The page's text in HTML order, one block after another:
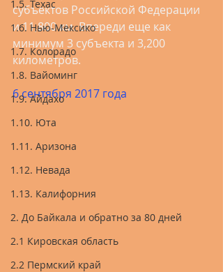
1.5. Техас
1.6. Нью-Мексико
1.7. Колорадо
1.8. Вайоминг
1.9. Айдахо
1.10. Юта
1.11. Аризона
1.12. Невада
1.13. Калифорния
2. До Байкала и обратно за 80 дней
2.1 Кировская область
2.2 Пермский край
субъектов Российской Федерации
и 11,800 км. Впереди еще как
минимум 3 субъекта и 3,200
километров.
6 сентября 2017 года